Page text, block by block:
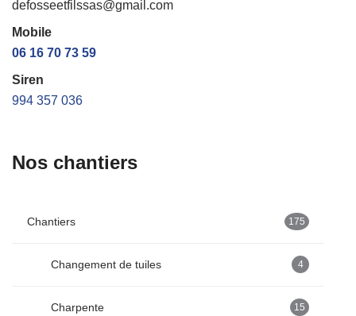
defosseetfilssas@gmail.com
Mobile
06 16 70 73 59
Siren
994 357 036
Nos chantiers
Chantiers 175
Changement de tuiles 4
Charpente 15